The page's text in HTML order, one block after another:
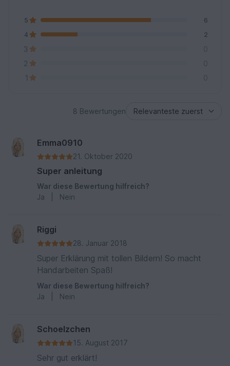
5
6
4
2
3
0
2
0
1
0
8 Bewertungen
Emma0910
21. Oktober 2020
Super anleitung
War diese Bewertung hilfreich?
Ja
Nein
Riggi
28. Januar 2018
Super Erklärung mit tollen Bildern! So macht
Handarbeiten Spaß!
War diese Bewertung hilfreich?
Ja
Nein
Schoelzchen
15. August 2017
Sehr gut erklärt!